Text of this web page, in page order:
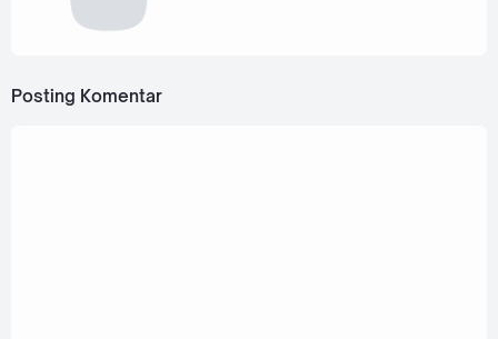
Posting Komentar